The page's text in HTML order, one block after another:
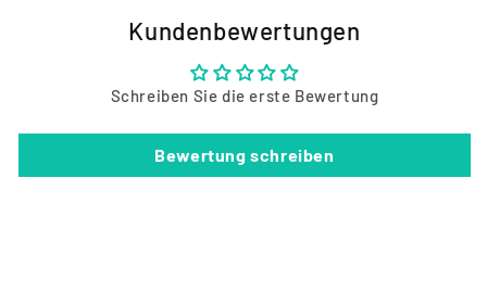
Kundenbewertungen
Schreiben Sie die erste Bewertung
Bewertung schreiben